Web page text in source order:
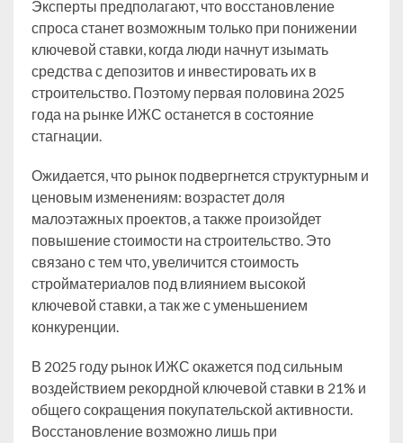
Эксперты предполагают, что восстановление
спроса станет возможным только при понижении
ключевой ставки, когда люди начнут изымать
средства с депозитов и инвестировать их в
строительство. Поэтому первая половина 2025
года на рынке ИЖС останется в состояние
стагнации.
Ожидается, что рынок подвергнется структурным и
ценовым изменениям: возрастет доля
малоэтажных проектов, а также произойдет
повышение стоимости на строительство. Это
связано с тем что, увеличится стоимость
стройматериалов под влиянием высокой
ключевой ставки, а так же с уменьшением
конкуренции.
В 2025 году рынок ИЖС окажется под сильным
воздействием рекордной ключевой ставки в 21% и
общего сокращения покупательской активности.
Восстановление возможно лишь при